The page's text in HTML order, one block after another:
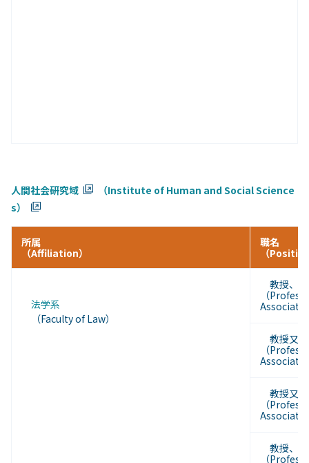
人間社会研究域
（Institute of Human and Social Science
s）
所属
（Affiliation）
職名
（
法学系
（Faculty of Law）
教授、
（
Associate
教授又
（
Associate
教授又
（
Associate
教授、
（